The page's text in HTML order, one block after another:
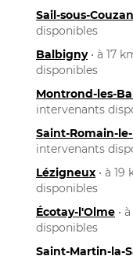
Sail-sous-Couzan
disponibles
Balbigny• à 17
disponibles
Montrond-les-
intervenants
Saint-Romain-
intervenants
Lézigneux • à
disponibles
Écotay-l'Olme •
disponibles
Saint-Martin-la-